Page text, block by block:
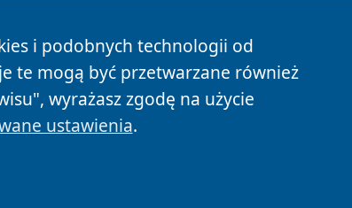
i podobnych technologii od
te mogą być przetwarzane również
wyrażasz zgodę na użycie
ustawienia.